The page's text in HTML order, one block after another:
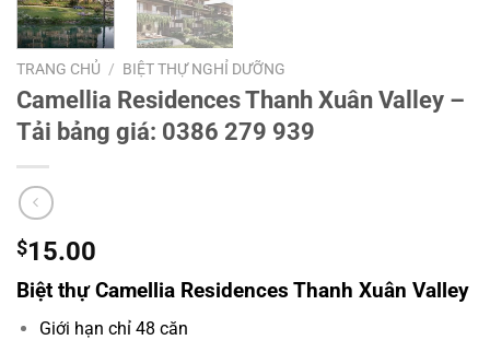
TRANG CHỦ / BIỆT THỰ NGHỈ DƯỠNG
Camellia Residences Thanh Xuân Valley –
Tải bảng giá: 0386 279 939
$15.00
Biệt thự Camellia Residences Thanh Xuân Valley
Giới hạn chỉ 48 căn